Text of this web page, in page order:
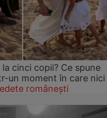
cinci copii? Ce spune
un moment în care nici
românești